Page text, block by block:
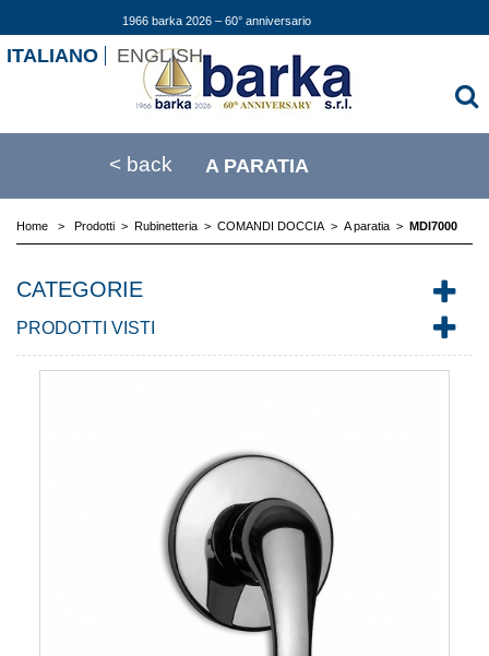
1966 barka 2026 – 60° anniversario
ITALIANO ENGLISH
< back A PARATIA
Home > Prodotti > Rubinetteria > COMANDI DOCCIA > A paratia > MDI7000
CATEGORIE
PRODOTTI VISTI